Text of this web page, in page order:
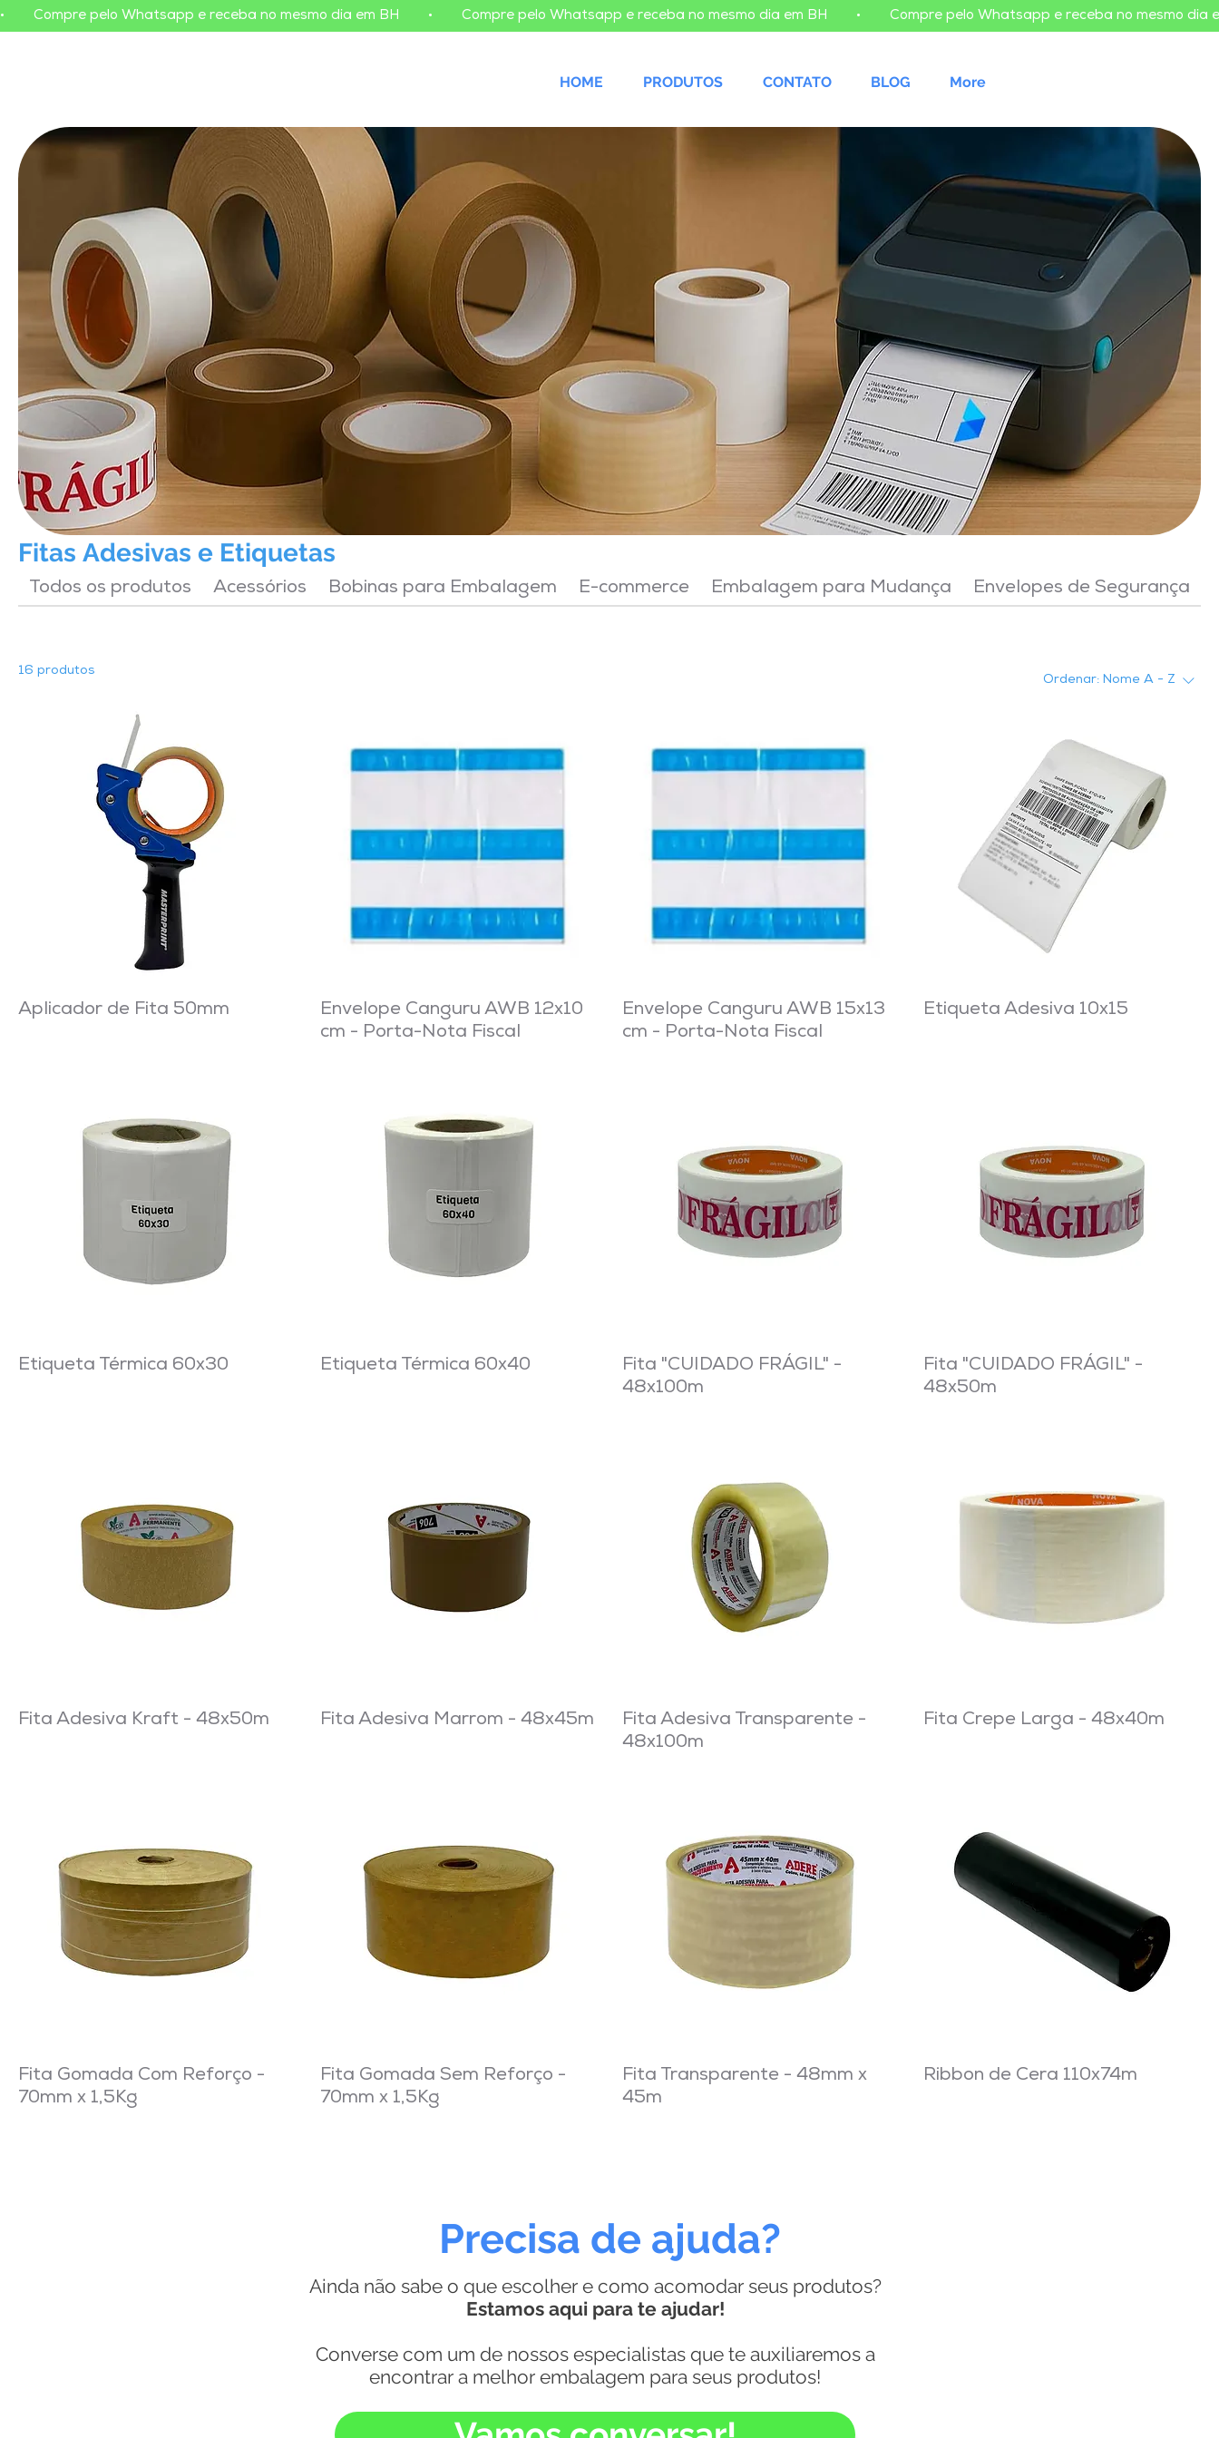
•        Compre pelo Whatsapp e receba no mesmo dia em BH
HOME PRODUTOS CONTATO BLOG More
Fitas Adesivas e Etiquetas
Todos os produtos Acessórios Bobinas para Embalagem E-commerce Embalagem para Mudança Envelopes de Segurança
16 produtos
Ordenar: Nome A - Z
Aplicador de Fita 50mm
Envelope Canguru AWB 12x10
cm - Porta-Nota Fiscal
Envelope Canguru AWB 15x13
cm - Porta-Nota Fiscal
Etiqueta Adesiva 10x15
Etiqueta Térmica 60x30 Etiqueta Térmica 60x40
Fita "CUIDADO FRÁGIL" -
48x100m
Fita "CUIDADO FRÁGIL" -
48x50m
Fita Adesiva Kraft - 48x50m Fita Adesiva Marrom - 48x45m
Fita Adesiva Transparente -
48x100m
Fita Crepe Larga - 48x40m
Fita Gomada Com Reforço -
70mm x 1,5Kg
Fita Gomada Sem Reforço -
70mm x 1,5Kg
Fita Transparente - 48mm x
45m
Ribbon de Cera 110x74m
Precisa de ajuda?
Ainda não sabe o que escolher e como acomodar seus produtos?
Estamos aqui para te ajudar!
Converse com um de nossos especialistas que te auxiliaremos a
encontrar a melhor embalagem para seus produtos!